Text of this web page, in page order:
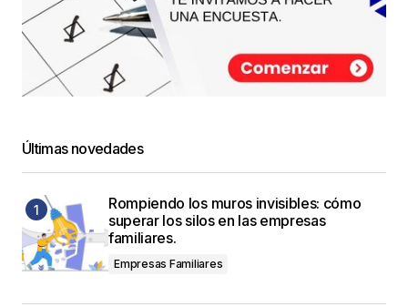
Últimas novedades
Rompiendo los muros invisibles: cómo
superar los silos en las empresas
familiares.
Empresas Familiares